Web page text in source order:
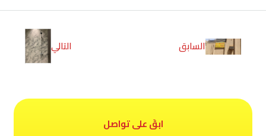
السابق التالي
ابقَ على تواصل